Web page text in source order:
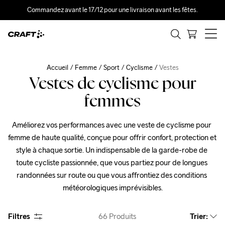
Commandez avant le 17/12 pour une livraison avant les fêtes.
Accueil Femme Sport Cyclisme Vestes
Vestes de cyclisme pour
femmes
Améliorez vos performances avec une veste de cyclisme pour
femme de haute qualité, conçue pour offrir confort, protection et
style à chaque sortie. Un indispensable de la garde-robe de
toute cycliste passionnée, que vous partiez pour de longues
randonnées sur route ou que vous affrontiez des conditions
météorologiques imprévisibles.
Filtres 66 Produits Trier: